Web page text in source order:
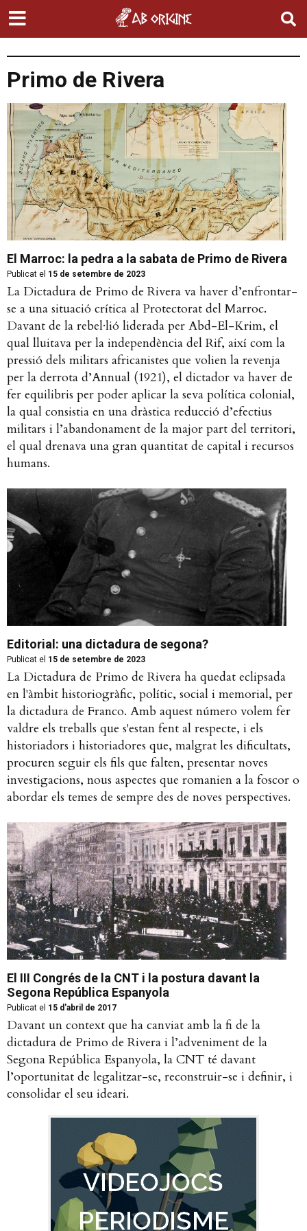
Primo de Rivera
El Marroc: la pedra a la sabata de Primo de Rivera
Publicat el 15 de setembre de 2023
La Dictadura de Primo de Rivera va haver d’enfrontar-
se a una situació crítica al Protectorat del Marroc.
Davant de la rebel·lió liderada per Abd-El-Krim, el
qual lluitava per la independència del Rif, així com la
pressió dels militars africanistes que volien la revenja
per la derrota d’Annual (1921), el dictador va haver de
fer equilibris per poder aplicar la seva política colonial,
la qual consistia en una dràstica reducció d’efectius
militars i l’abandonament de la major part del territori,
el qual drenava una gran quantitat de capital i recursos
humans.
Editorial: una dictadura de segona?
Publicat el 15 de setembre de 2023
La Dictadura de Primo de Rivera ha quedat eclipsada
en l'àmbit historiogràfic, polític, social i memorial, per
la dictadura de Franco. Amb aquest número volem fer
valdre els treballs que s'estan fent al respecte, i els
historiadors i historiadores que, malgrat les dificultats,
procuren seguir els fils que falten, presentar noves
investigacions, nous aspectes que romanien a la foscor o
abordar els temes de sempre des de noves perspectives.
El III Congrés de la CNT i la postura davant la
Segona República Espanyola
Publicat el 15 d'abril de 2017
Davant un context que ha canviat amb la fi de la
dictadura de Primo de Rivera i l’adveniment de la
Segona República Espanyola, la CNT té davant
l’oportunitat de legalitzar-se, reconstruir-se i definir, i
consolidar el seu ideari.